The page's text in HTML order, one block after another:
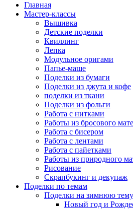
Главная
Мастер-классы
Вышивка
Детские поделки
Квиллинг
Лепка
Модульное оригами
Папье-маше
Поделки из бумаги
Поделки из джута и кофе
поделки из ткани
Поделки из фольги
Работа с нитками
Работы из бросового
Работа с бисером
Работа с лентами
Работа с пайетками
Работы из природного
Рисование
Скрапбукинг и декупаж
Поделки по темам
Поделки на зимнюю тему
Новый год и